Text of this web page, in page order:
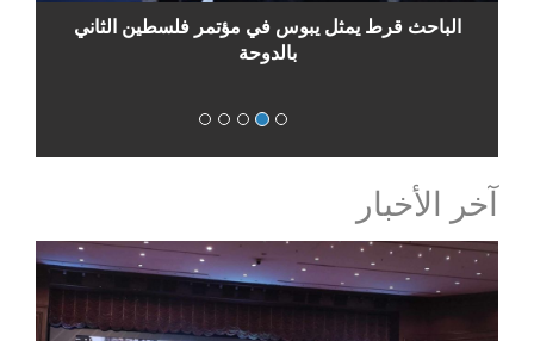
الباحث قرط يمثل يبوس في مؤتمر فلسطين الثاني
بالدوحة
آخر الأخبار